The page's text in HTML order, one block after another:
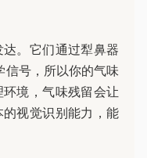
。它们通过犁鼻器
信号，所以你的气味
境，气味残留会让
视觉识别能力，能